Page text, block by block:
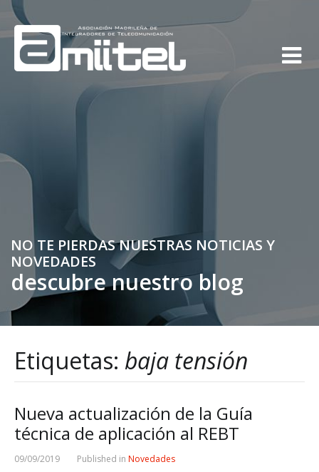
NO TE PIERDAS NUESTRAS NOTICIAS Y
NOVEDADES
descubre nuestro blog
Etiquetas: baja tensión
Nueva actualización de la Guía
técnica de aplicación al REBT
09/09/2019 Published in Novedades